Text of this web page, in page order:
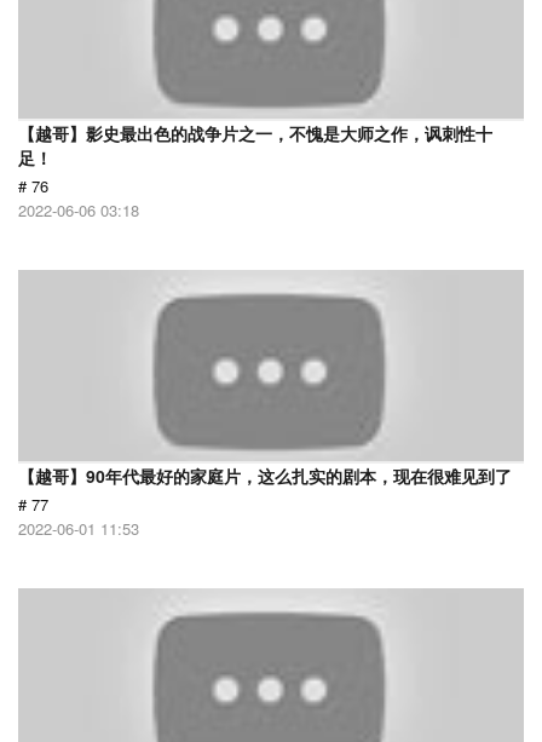
【越哥】影史最出色的战争片之一，不愧是大师之作，讽刺性十
足！
# 76
2022-06-06 03:18
【越哥】90年代最好的家庭片，这么扎实的剧本，现在很难见到了
# 77
2022-06-01 11:53